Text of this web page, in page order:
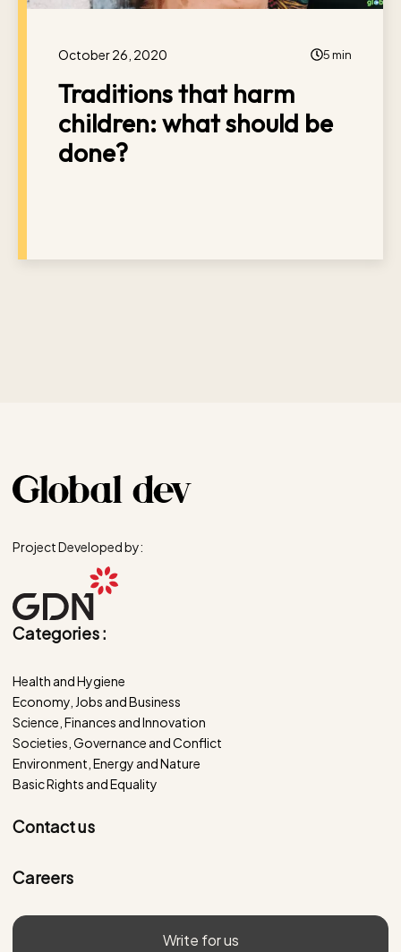
October 26, 2020 5 min
Traditions that harm
children: what should be
done?
Project Developed by:
Categories :
Health and Hygiene
Economy, Jobs and Business
Science, Finances and Innovation
Societies, Governance and Conflict
Environment, Energy and Nature
Basic Rights and Equality
Contact us
Careers
Write for us